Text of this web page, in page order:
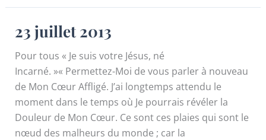
2013
23 juillet 2013
Pour tous « Je suis votre Jésus, né
Incarné. »« Permettez-Moi de vous parler à nouveau
de Mon Cœur Affligé. J’ai longtemps attendu le
moment dans le temps où Je pourrais révéler la
Douleur de Mon Cœur. Ce sont ces plaies qui sont le
nœud des malheurs du monde ; car la